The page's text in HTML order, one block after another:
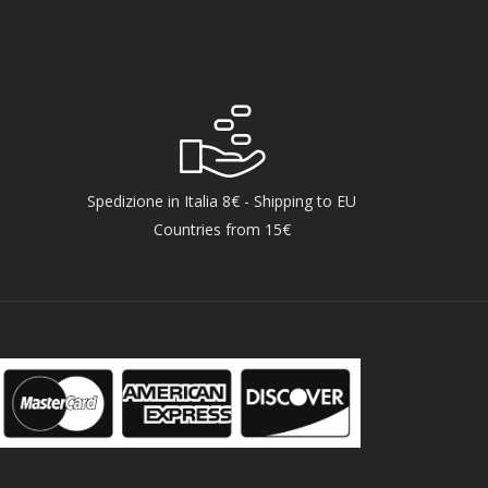
Spedizione in Italia 8€ - Shipping to EU
Countries from 15€